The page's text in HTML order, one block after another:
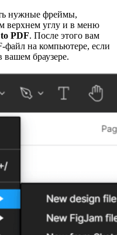
нужные фреймы,
верхнем углу и в меню
PDF. После этого вам
файл на компьютере, если
вашем браузере.